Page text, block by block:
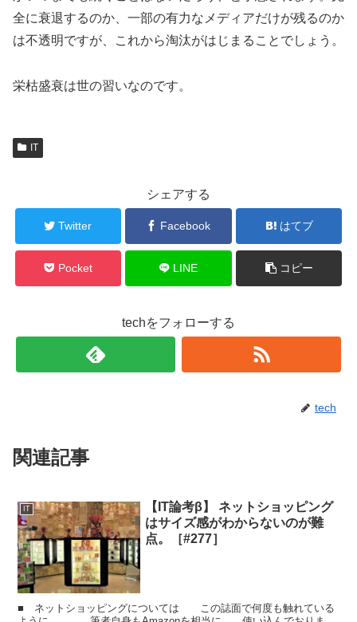
全に衰退するのか、一部の有力なメディアだけが残るのか
は不透明ですが、これから淘汰がはじまることでしょう。
栄枯盛衰は世の習いなのです。
IT
シェアする
Twitter Facebook はてブ
Pocket LINE コピー
techをフォローする
tech
関連記事
IT
【IT論考β】 ネットショッピング
はサイズ感がわからないのが難
点。［#277］
■ ネットショッピングについては この誌面で何度も触れている